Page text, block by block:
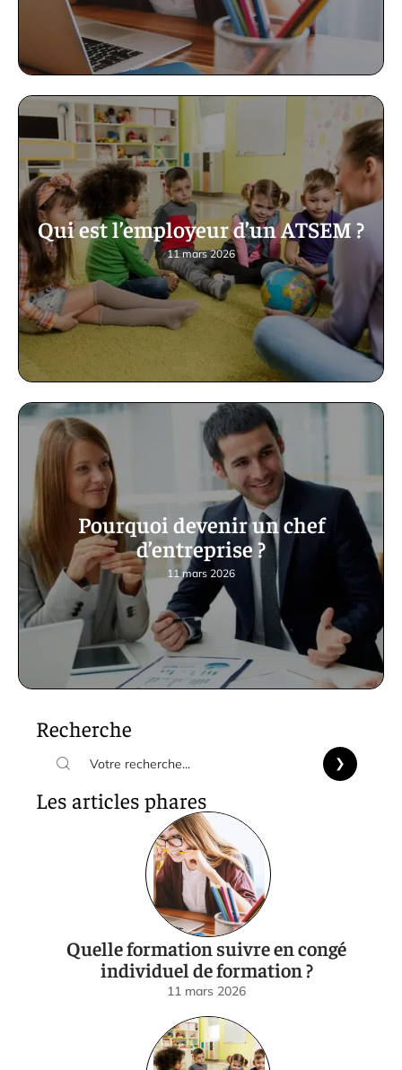
Qui est l’employeur d’un ATSEM ?
11 mars 2026
Pourquoi devenir un chef
d’entreprise ?
11 mars 2026
Recherche
Les articles phares
Quelle formation suivre en congé
individuel de formation ?
11 mars 2026